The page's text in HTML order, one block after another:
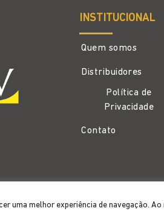
uma melhor experiência de navegação.
INSTITUCIONAL
Quem somos
Distribuidores
Política de
Privacidade
Contato
reservados